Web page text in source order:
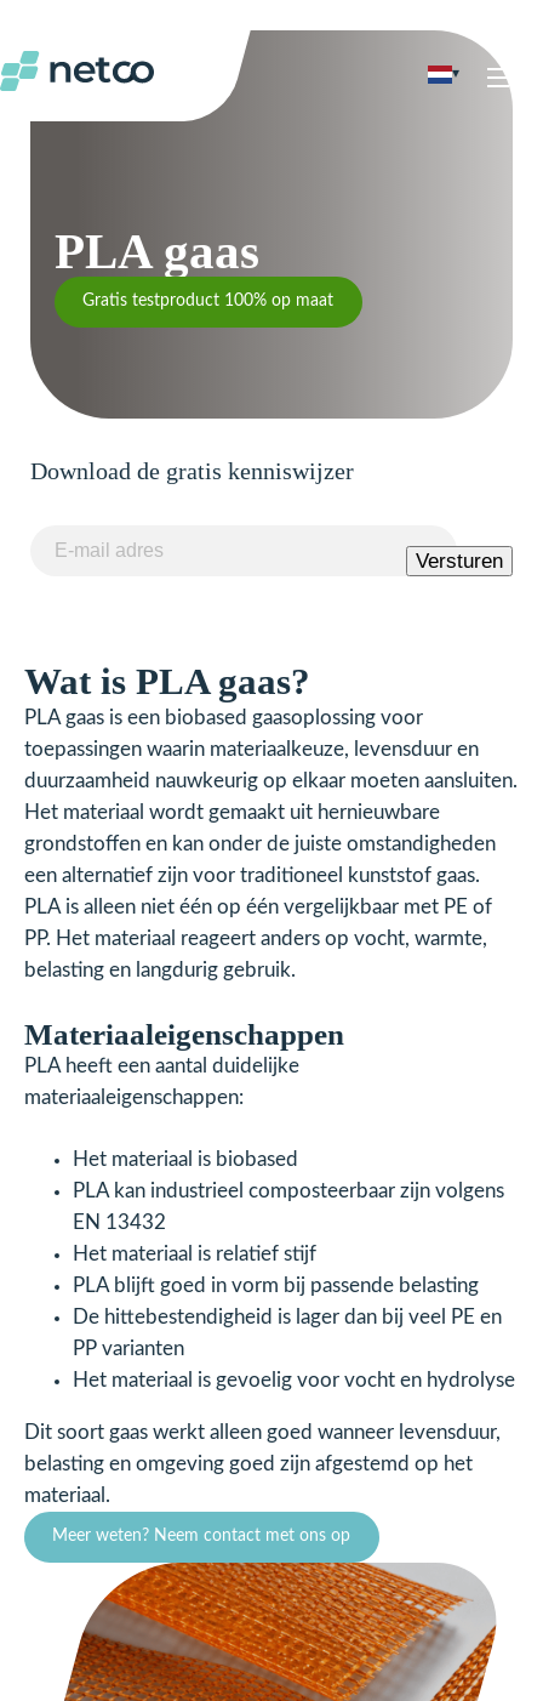
▾
PLA gaas
Gratis testproduct 100% op maat
Download de gratis kenniswijzer
Versturen
Wat is PLA gaas?
PLA gaas is een biobased gaasoplossing voor
toepassingen waarin materiaalkeuze, levensduur en
duurzaamheid nauwkeurig op elkaar moeten aansluiten.
Het materiaal wordt gemaakt uit hernieuwbare
grondstoffen en kan onder de juiste omstandigheden
een alternatief zijn voor traditioneel kunststof gaas.
PLA is alleen niet één op één vergelijkbaar met PE of
PP. Het materiaal reageert anders op vocht, warmte,
belasting en langdurig gebruik.
Materiaaleigenschappen
PLA heeft een aantal duidelijke
materiaaleigenschappen:
Het materiaal is biobased
PLA kan industrieel composteerbaar zijn volgens
EN 13432
Het materiaal is relatief stijf
PLA blijft goed in vorm bij passende belasting
De hittebestendigheid is lager dan bij veel PE en
PP varianten
Het materiaal is gevoelig voor vocht en hydrolyse
Dit soort gaas werkt alleen goed wanneer levensduur,
belasting en omgeving goed zijn afgestemd op het
materiaal.
Meer weten? Neem contact met ons op